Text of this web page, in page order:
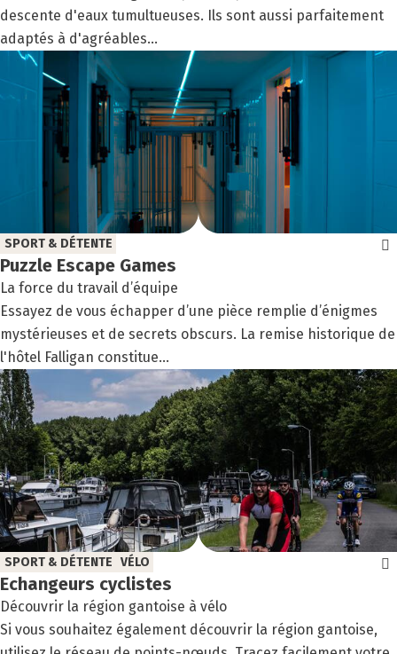
descente d'eaux tumultueuses. Ils sont aussi parfaitement
adaptés à d'agréables...
Puzzle Escape Games
La force du travail d’équipe
SPORT & DÉTENTE
Essayez de vous échapper d’une pièce remplie d’énigmes
mystérieuses et de secrets obscurs. La remise historique de
l'hôtel Falligan constitue...
Echan­geurs cyclistes
Découvrir la région gantoise à vélo
SPORT & DÉTENTE VÉLO
Si vous souhaitez également découvrir la région gantoise,